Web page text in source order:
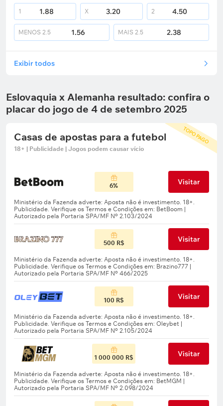
1 1.88 X 3.20 2 4.50
MENOS 2.5 1.56 MAIS 2.5 2.38
Exibir todos
Eslovaquia x Alemanha resultado: confira o
placar do jogo de 4 de setembro 2025
TOPO PAGO
Casas de apostas para a futebol
18+ | Publicidade | Jogos podem causar vício
6% Visitar
500 R$ Visitar
100 R$ Visitar
1 000 000 R$ Visitar